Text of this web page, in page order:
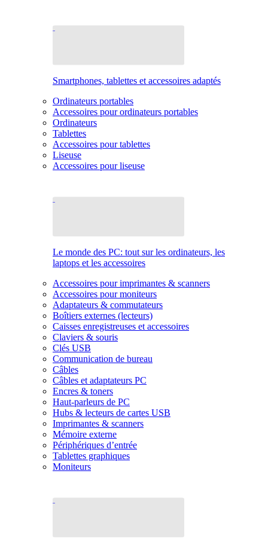
Smartphones, tablettes et accessoires adaptés
Ordinateurs portables
Accessoires pour ordinateurs portables
Ordinateurs
Tablettes
Accessoires pour tablettes
Liseuse
Accessoires pour liseuse
Le monde des PC: tout sur les ordinateurs, les
laptops et les accessoires
Accessoires pour imprimantes & scanners
Accessoires pour moniteurs
Adaptateurs & commutateurs
Boîtiers externes (lecteurs)
Caisses enregistreuses et accessoires
Claviers & souris
Clés USB
Communication de bureau
Câbles
Câbles et adaptateurs PC
Encres & toners
Haut-parleurs de PC
Hubs & lecteurs de cartes USB
Imprimantes & scanners
Mémoire externe
Périphériques d’entrée
Tablettes graphiques
Moniteurs